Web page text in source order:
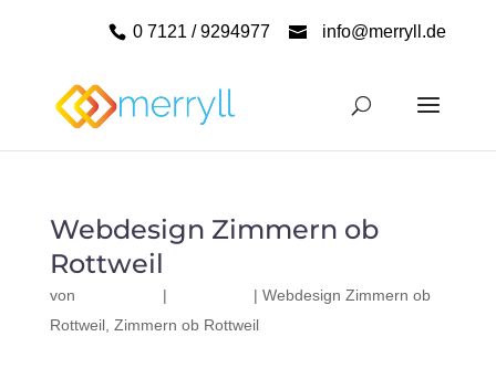
0 7121 / 9294977 info@merryll.de
Webdesign Zimmern ob
Rottweil
von | | Webdesign Zimmern ob
Rottweil, Zimmern ob Rottweil